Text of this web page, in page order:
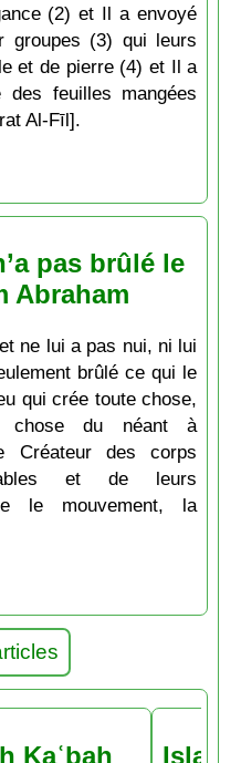
(2) et Il a envoyé
groupes (3) qui leurs
et de pierre (4) et Il a
des feuilles mangées
Al-Fīl].
pas brûlé le
Abraham
ne lui a pas nui, ni lui
brûlé ce qui le
qui crée toute chose,
chose du néant à
Créateur des corps
et de leurs
le mouvement, la
Kaʿbah